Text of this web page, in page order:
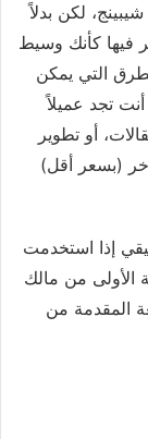
لكن بدلاً
فيها كأنك وسيط
التي يمكن
أنت تجد عميلاً
أو تطوير
(بسعر أقل)
إذا استخدمت
الأولى من مالك
المقدمة من